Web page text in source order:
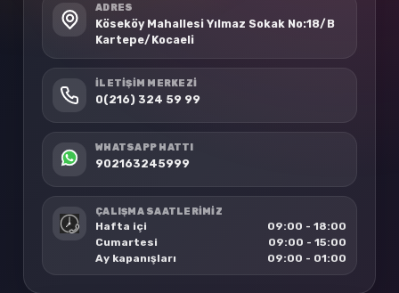
ADRES
Köseköy Mahallesi Yılmaz Sokak No:18/B
Kartepe/Kocaeli
İLETIŞIM MERKEZI
0(216) 324 59 99
WHATSAPP HATTI
902163245999
ÇALIŞMA SAATLERİMİZ
Hafta içi
09:00 - 18:00
Cumartesi
09:00 - 15:00
Ay kapanışları
09:00 - 01:00